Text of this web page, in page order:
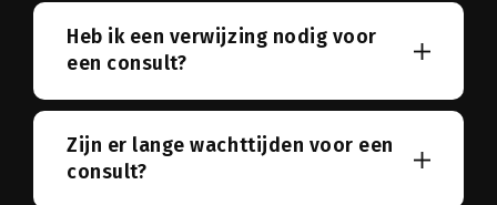
Heb ik een verwijzing nodig voor
een consult?
Zijn er lange wachttijden voor een
consult?